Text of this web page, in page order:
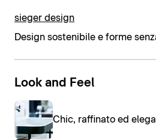
sieger design
Design sostenibile e forme
Look and Feel
Chic, raffinato ed